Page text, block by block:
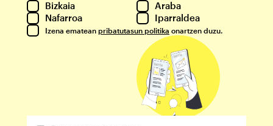
Bizkaia
Araba
Nafarroa
Iparraldea
Izena ematean pribatutasun politika onartzen duzu.